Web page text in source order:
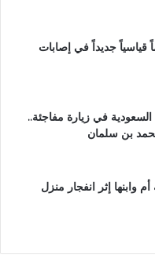
قياسياً جديداً في إصابات
في زيارة مفاجئة..
بن سلمان
وابنها إثر انفجار منزل